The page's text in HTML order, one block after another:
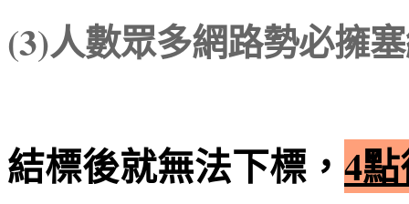
(3)人數眾多網路勢必擁
結標後就無法下標， 4